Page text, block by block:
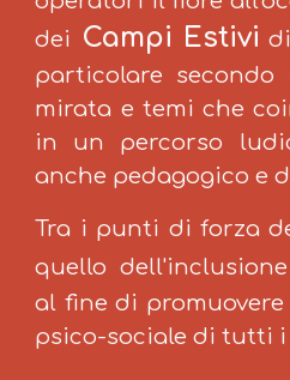
dei
Campi Estivi
particolare
mirata e temi che
in un percorso
anche pedagogico e
Tra i punti di forza
quello
al fine di
psico-sociale di tutti i